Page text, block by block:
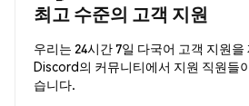
최고 수준의 고객 지원
우리는 24시간 7일 다국어 고객 지원
Discord의 커뮤니티에서 지원 직원들
습니다.